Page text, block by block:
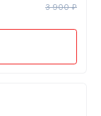
3 900 ₽